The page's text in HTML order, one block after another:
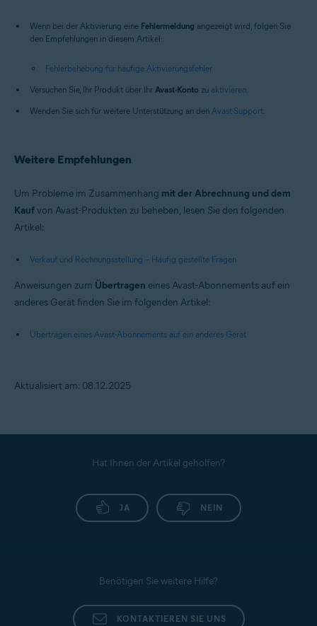
Wenn bei der Aktivierung eine Fehlermeldung angezeigt wird, folgen Sie
den Empfehlungen in diesem Artikel:
Fehlerbehebung für häufige Aktivierungsfehler
Versuchen Sie, Ihr Produkt über Ihr Avast-Konto zu aktivieren.
Wenden Sie sich für weitere Unterstützung an den Avast-Support.
Weitere Empfehlungen
Um Probleme im Zusammenhang mit der Abrechnung und dem
Kaufvon Avast-Produkten zu beheben, lesen Sie den folgenden
Artikel:
Verkauf und Rechnungsstellung – Häufig gestellte Fragen
Anweisungen zum Übertragen eines Avast-Abonnements auf ein
anderes Gerät finden Sie im folgenden Artikel:
Übertragen eines Avast-Abonnements auf ein anderes Gerät
Aktualisiert am: 08.12.2025
Hat Ihnen der Artikel geholfen?
JA NEIN
Benötigen Sie weitere Hilfe?
KONTAKTIEREN SIE UNS